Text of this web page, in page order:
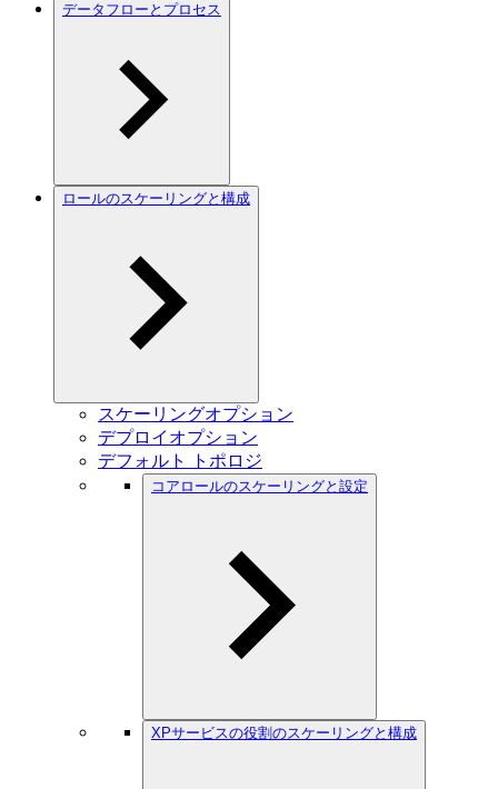
データフローとプロセス
ロールのスケーリングと構成
スケーリングオプション
デプロイオプション
デフォルト トポロジ
コアロールのスケーリングと設定
XPサービスの役割のスケーリングと構成